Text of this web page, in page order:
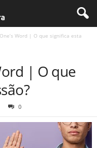
Word | O que significa esta
| O que
0